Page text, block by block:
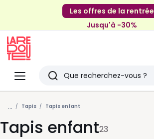
Les offres de la rentrée
Jusqu'à -30%
Menu
Redoute
Rechercher
Derniers
articles
vus
... Tapis Tapis enfant
Tapis enfant23